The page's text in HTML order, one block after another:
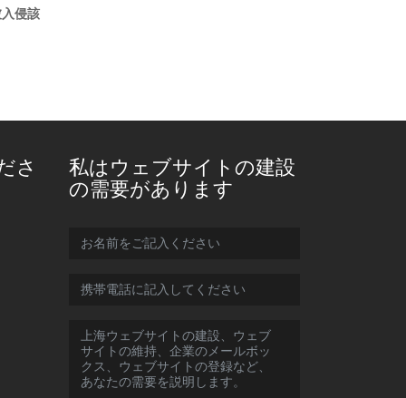
侵該
さ
私はウェブサイトの建設
の需要があります